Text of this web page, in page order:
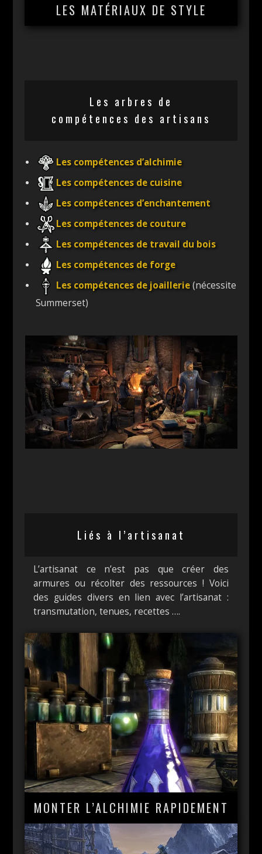
LES MATÉRIAUX DE STYLE
Les arbres de
compétences des artisans
Les compétences d’alchimie
Les compétences de cuisine
Les compétences d’enchantement
Les compétences de couture
Les compétences de travail du bois
Les compétences de forge
Les compétences de joaillerie(nécessite
Summerset)
Liés à l’artisanat
L’artisanat ce n’est pas que créer des
armures ou récolter des ressources ! Voici
des guides divers en lien avec l’artisanat :
transmutation, tenues, recettes ….
MONTER L’ALCHIMIE RAPIDEMENT